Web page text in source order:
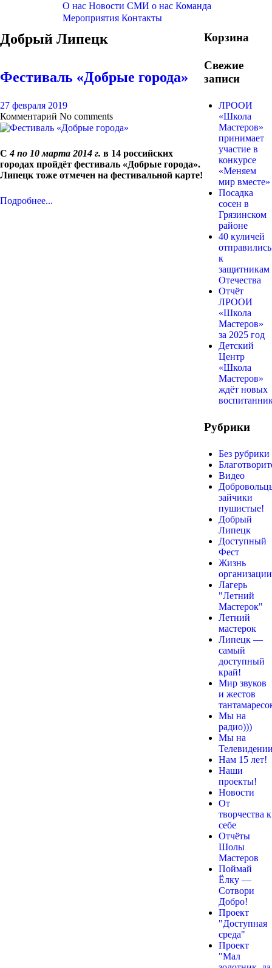
О нас Новости СМИ о нас Команда
Мероприятия Контакты
Добрый Липецк
Фестиваль «Добрые города»
27 февраля 2019
Комментарий No comments
С4 по 10 марта 2014 г. в 14 российских
городах пройдёт фестиваль «Добрые города».
Липецк тоже отмечен на фестивальной карте!
Подробнее...
Корзина
Свежие
записи
ЛРООИ
«Школа
Мастеров»
принимает
участие в
конкурсе
«Меняем
мир вместе»
Посадка
сосен в
Грязинском
районе
40 куличей
отправились
к
защитникам
Отечества
Отчёт
ЛРООИ
«Школа
Мастеров»
за 2025 год
Детский
Центр
«Школа
Мастеров»
ждёт новых
Рубрики
Без рубрики
Видео
зайчики
пушистые!
Добрый
Липецк
Доступный
Фест
Жизнь
Лагерь
"Летний
Мастерок"
Летний
мастерок
Липецк —
самый
доступный
край!
Мир звуков
и жестов
Мы на
радио)))
Мы на
Нам 15 лет!
Наши
проекты!
Новости
От
творчества к
себе
Отчёты
Шолы
Мастеров
Поймай
Ёлку —
Сотвори
Добро!
Проект
"Доступная
среда"
Проект
"Мал